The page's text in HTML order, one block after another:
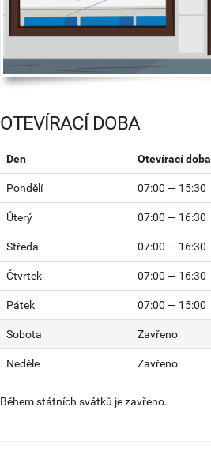
OTEVÍRACÍ DOBA
Den Otevírací doba
Pondělí 07:00 — 15:30
Úterý 07:00 — 16:30
Středa 07:00 — 16:30
Čtvrtek 07:00 — 16:30
Pátek 07:00 — 15:00
Sobota Zavřeno
Neděle Zavřeno
Během státních svátků je zavřeno.